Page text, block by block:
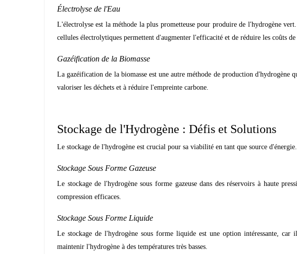
Électrolyse de l'Eau
L'électrolyse est la méthode la plus prometteuse pour produire de l'hydrogène
cellules électrolytiques permettent d'augmenter l'efficacité et de réduire les coûts
Gazéification de la Biomasse
La gazéification de la biomasse est une autre méthode de production d'hydrogène
valoriser les déchets et à réduire l'empreinte carbone.
Stockage de l'Hydrogène : Défis et Solutions
Le stockage de l'hydrogène est crucial pour sa viabilité en tant que source
Stockage Sous Forme Gazeuse
Le stockage de l'hydrogène sous forme gazeuse dans des réservoirs à haute
compression efficaces.
Stockage Sous Forme Liquide
Le stockage de l'hydrogène sous forme liquide est une option intéressante,
maintenir l'hydrogène à des températures très basses.